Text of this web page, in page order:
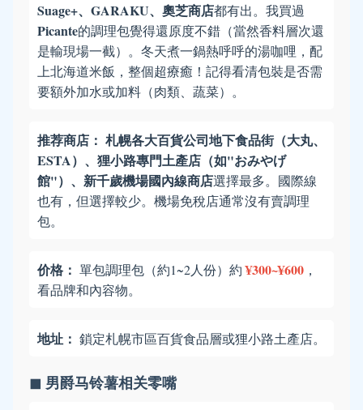
Suage+、GARAKU、奧芝商店都有出。我買過
Picante的調理包覺得還原度不錯（當然香料層次還
是輸現場一截）。冬天煮一鍋熱呼呼的湯咖哩，配
上北海道米飯，整個超療癒！記得看清包裝是否需
要額外加水或加料（肉類、蔬菜）。
推荐商店： 札幌各大百貨公司地下食品街（大丸、
ESTA）、狸小路專門土產店（如"おみやげ
館"）、新千歲機場國內線商店選擇最多。國際線
也有，但選擇較少。機場免稅店通常沒有賣調理
包。
价格： 單包調理包（約1~2人份）約¥300~¥600 ，
看品牌和內容物。
地址： 鎖定札幌市區百貨食品層或狸小路土產店。
◼ 男爵马铃薯相关零嘴